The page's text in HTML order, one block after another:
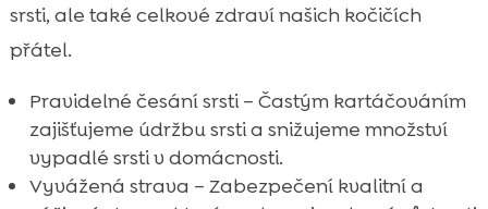
srsti, ale také celkové zdraví našich kočičích
přátel.
Pravidelné česání srsti – Častým kartáčováním
zajišťujeme údržbu srsti a snižujeme množství
vypadlé srsti v domácnosti.
Vyvážená strava – Zabezpečení kvalitní a